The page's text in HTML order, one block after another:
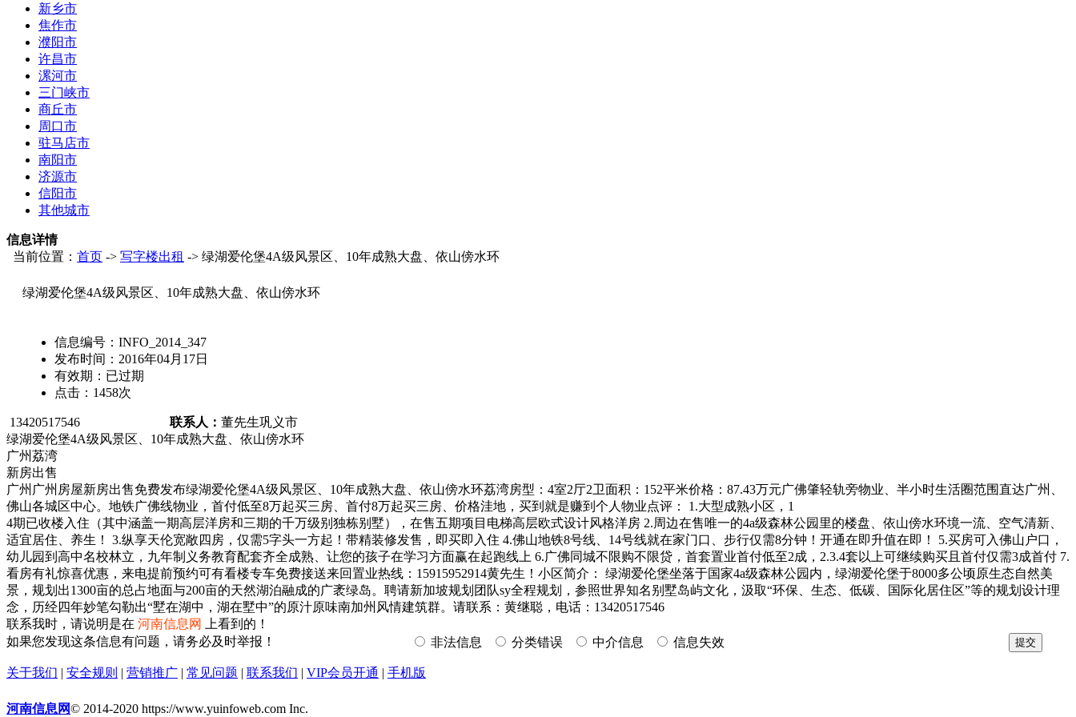
新乡市
焦作市
濮阳市
许昌市
漯河市
三门峡市
商丘市
周口市
驻马店市
南阳市
济源市
信阳市
其他城市
信息详情
当前位置： 首页 -> 写字楼出租 -> 绿湖爱伦堡4A级风景区、10年成熟大盘、依山傍水环
绿湖爱伦堡4A级风景区、10年成熟大盘、依山傍水环
信息编号： INFO_2014_347
发布时间： 2016年04月17日
有效期： 已过期
点击： 1458次
13420517546 联系人： 董先生巩义市
绿湖爱伦堡4A级风景区、10年成熟大盘、依山傍水环
广州荔湾
新房出售
广州广州房屋新房出售免费发布绿湖爱伦堡4A级风景区、10年成熟大盘、依山傍水环荔湾房型：4室2厅2卫面积：152平米价格：87.43万元广佛肇轻轨旁物业、半小时生活圈范围直达广州、
佛山各城区中心。地铁广佛线物业，首付低至8万起买三房、首付8万起买三房、价格洼地，买到就是赚到个人物业点评： 1.大型成熟小区，1
4期已收楼入住（其中涵盖一期高层洋房和三期的千万级别独栋别墅），在售五期项目电梯高层欧式设计风格洋房 2.周边在售唯一的4a级森林公园里的楼盘、依山傍水环境一流、空气清新、
适宜居住、养生！ 3.纵享天伦宽敞四房，仅需5字头一方起！带精装修发售，即买即入住 4.佛山地铁8号线、14号线就在家门口、步行仅需8分钟！开通在即升值在即！ 5.买房可入佛山户口，
幼儿园到高中名校林立，九年制义务教育配套齐全成熟、让您的孩子在学习方面赢在起跑线上 6.广佛同城不限购不限贷，首套置业首付低至2成，2.3.4套以上可继续购买且首付仅需3成首付 7.
看房有礼惊喜优惠，来电提前预约可有看楼专车免费接送来回置业热线：15915952914黄先生！小区简介： 绿湖爱伦堡坐落于国家4a级森林公园内，绿湖爱伦堡于8000多公顷原生态自然美
景，规划出1300亩的总占地面与200亩的天然湖泊融成的广袤绿岛。聘请新加坡规划团队sy全程规划，参照世界知名别墅岛屿文化，汲取“环保、生态、低碳、国际化居住区”等的规划设计理
念，历经四年妙笔勾勒出“墅在湖中，湖在墅中”的原汁原味南加州风情建筑群。请联系：黄继聪，电话：13420517546
联系我时，请说明是在 河南信息网
上看到的！
如果您发现这条信息有问题，请务必及时举报！
非法信息 分类错误 中介信息 信息失效
关于我们 | 安全规则 | 营销推广 | 常见问题 | 联系我们 | VIP会员开通 | 手机版
河南信息网© 2014-2020 https://www.yuinfoweb.com Inc.